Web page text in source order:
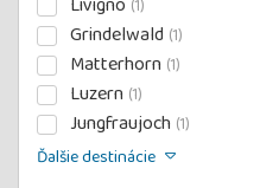
(1)
Grindelwald (1)
Matterhorn (1)
Luzern (1)
Jungfraujoch (1)
Ďalšie destinácie